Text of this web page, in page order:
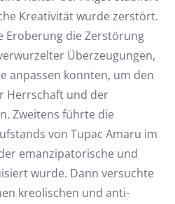
Kreativität wurde zerstört.
Eroberung die Zerstörung
Überzeugungen,
anpassen konnten, um den
Herrschaft und der
Zweitens führte die
von Tupac Amaru im
emanzipatorische und
wurde. Dann versuchte
kreolischen und anti-